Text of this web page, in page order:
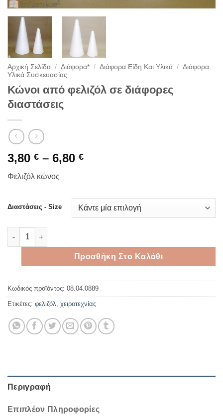
Αρχική Σελίδα / Διάφορα* / Διάφορα Είδη Και Υλικά / Διάφορα
Υλικά Συσκευασίας
Κώνοι από φελιζόλ σε διάφορες
διαστάσεις
3,80 € – 6,80 €Price
6,80 €
Φελιζόλ κώνος
Διαστάσεις - Size
Κώνοι από φελιζόλ σε διάφορες διαστάσεις ποσότητα
Προσθήκη Στο Καλάθι
Κωδικός προϊόντος: 08.04.0889
Ετικέτες: φελιζόλ, χειροτεχνίας
Περιγραφή
Επιπλέον Πληροφορίες